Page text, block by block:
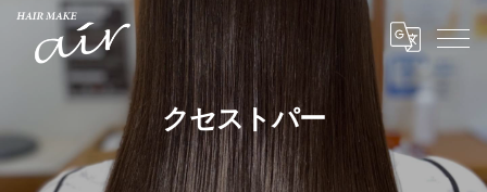
クセストパー